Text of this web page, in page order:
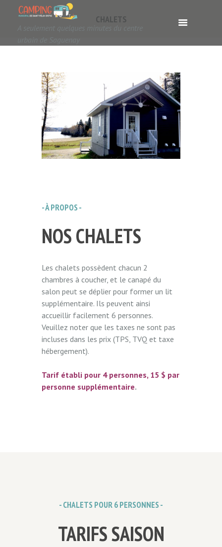
A seulement quelques minutes du centre
urbain de Saguenay
CHALETS
- À PROPOS -
NOS CHALETS
Les chalets possèdent chacun 2
chambres à coucher, et le canapé du
salon peut se déplier pour former un lit
supplémentaire. Ils peuvent ainsi
accueillir facilement 6 personnes.
Veuillez noter que les taxes ne sont pas
incluses dans les prix (TPS, TVQ et taxe
hébergement).
Tarif établi pour 4 personnes, 15 $ par
personne supplémentaire.
- CHALETS POUR 6 PERSONNES -
TARIFS SAISON